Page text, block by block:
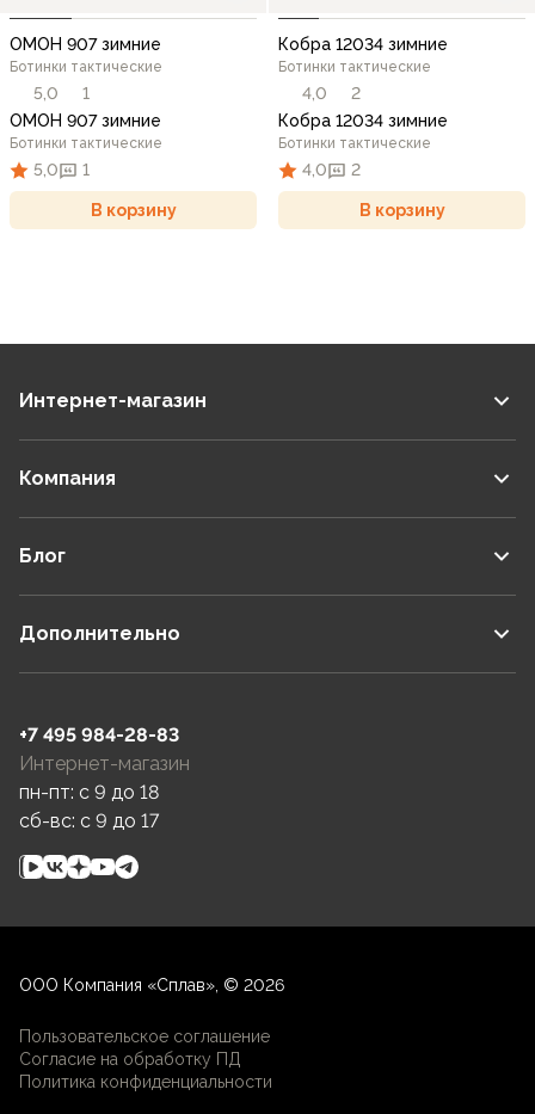
ОМОН 907 зимние
Ботинки тактические
5,0
1
ОМОН 907 зимние
Ботинки тактические
5,0 1
В корзину
Кобра 12034 зимние
Ботинки тактические
4,0
2
Кобра 12034 зимние
Ботинки тактические
4,0 2
В корзину
Интернет-магазин
Компания
Блог
Дополнительно
+7 495 984-28-83
Интернет-магазин
пн-пт: c 9 до 18
сб-вс: c 9 до 17
ООО Компания «Сплав», © 2026
Пользовательское соглашение
Согласие на обработку ПД
Политика конфиденциальности